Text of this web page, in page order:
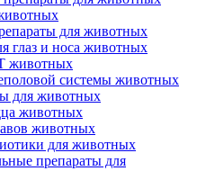
для животных
глаз и носа животных
животных
системы животных
для животных
животных
животных
для животных
препараты для